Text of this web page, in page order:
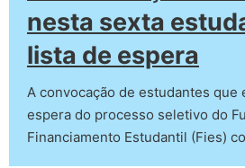
nesta sexta
lista de espera
A convocação de estudantes que
espera do processo seletivo do
Financiamento Estudantil (Fies)